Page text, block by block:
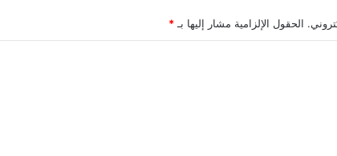
الحقول الإلزامية مشار إليها بـ *